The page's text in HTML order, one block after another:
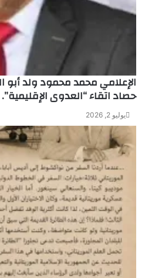
الإعلامي محمد محمود ولد أبو
حصاد اتقاء “العدوى الإقليمية”.
يوليو 2, 2026